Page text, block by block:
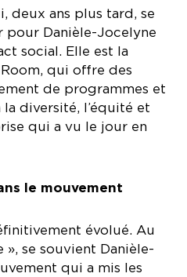
deux ans plus tard, se
Danièle-Jocelyne
social. Elle est la
qui offre des
de programmes et
diversité, l’équité et
qui a vu le jour en
le mouvement
évolué. Au
», se souvient Danièle-
qui a mis les